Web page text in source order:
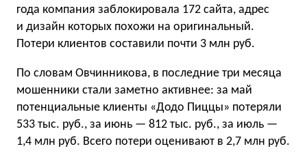
года компания заблокировала 172 сайта, адрес
и дизайн которых похожи на оригинальный.
Потери клиентов составили почти 3 млн руб.
По словам Овчинникова, в последние три месяца
мошенники стали заметно активнее: за май
потенциальные клиенты «Додо Пиццы» потеряли
533 тыс. руб., за июнь — 812 тыс. руб., за июль —
1,4 млн руб. Всего потери оценивают в 2,7 млн руб.